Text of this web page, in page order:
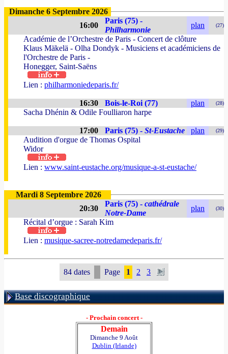
Dimanche 6 Septembre 2026
16:00
Paris (75) -
Philharmonie
plan (27)
Académie de l’Orchestre de Paris - Concert de clôture
Klaus Mäkelä - Olha Dondyk - Musiciens et académiciens de
l'Orchestre de Paris -
Honegger, Saint-Saëns
Lien : philharmoniedeparis.fr/
16:30 Bois-le-Roi (77) plan (28)
Sacha Dhénin & Odile Foulliaron harpe
17:00 Paris (75) - St-Eustache plan (29)
Audition d'orgue de Thomas Ospital
Widor
Lien : www.saint-eustache.org/musique-a-st-eustache/
Mardi 8 Septembre 2026
20:30
Paris (75) - cathédrale
Notre-Dame
plan (30)
Récital d’orgue : Sarah Kim
Lien : musique-sacree-notredamedeparis.fr/
84 dates Page 1 2 3
Base discographique
- Prochain concert -
Demain
Dimanche 9 Août
Dublin (Irlande)